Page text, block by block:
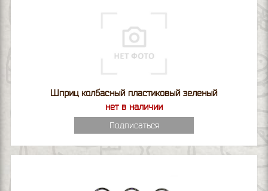
Шприц колбасный пластиковый зеленый
нет в наличии
Подписаться